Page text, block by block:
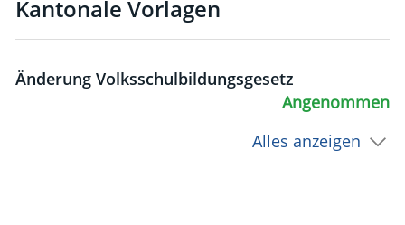
Kantonale Vorlagen
Änderung Volksschulbildungsgesetz
Angenommen
Alles anzeigen